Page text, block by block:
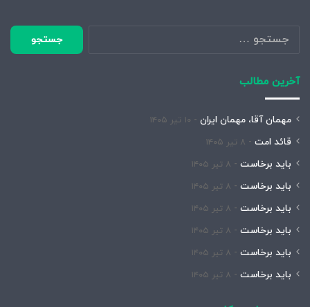
جستجو
برای:
آخرین مطالب
مهمان آقا، مهمان ایران ۱۰ تیر ۱۴۰۵
قائد امت ۸ تیر ۱۴۰۵
باید برخاست ۸ تیر ۱۴۰۵
باید برخاست ۸ تیر ۱۴۰۵
باید برخاست ۸ تیر ۱۴۰۵
باید برخاست ۸ تیر ۱۴۰۵
باید برخاست ۸ تیر ۱۴۰۵
باید برخاست ۸ تیر ۱۴۰۵